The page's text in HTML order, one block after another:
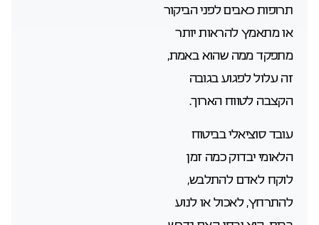
תרופות כאבים לפני הביקור
או מתאמץ להראות יותר
מתפקד ממה שהוא באמת,
זה עלול לפגוע בגובה
הקצבה לטווח הארוך.
עובד סוציאלי בביטוח
הלאומי יבדוק כמה זמן
לוקח לאדם להתלבש,
להתרחץ, לאכול או לנוע